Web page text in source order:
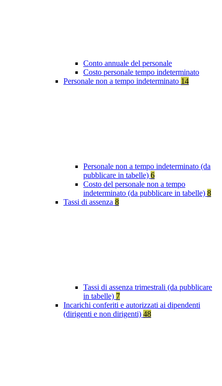
Conto annuale del personale
Costo personale tempo indeterminato
Personale non a tempo indeterminato 14
Personale non a tempo indeterminato (da
pubblicare in tabelle) 6
Costo del personale non a tempo
indeterminato (da pubblicare in tabelle) 8
Tassi di assenza 8
Tassi di assenza trimestrali (da pubblicare
in tabelle) 7
Incarichi conferiti e autorizzati ai dipendenti
(dirigenti e non dirigenti) 48